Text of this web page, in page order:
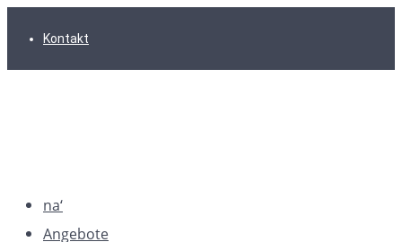
Hauptnavigation
Inhalt
FooterKontakt
na‘
Angebote